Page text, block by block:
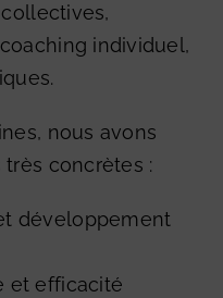
individuel,
nous avons
concrètes :
développement
et efficacité